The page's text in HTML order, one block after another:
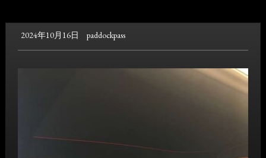
2024年10月16日 paddockpass